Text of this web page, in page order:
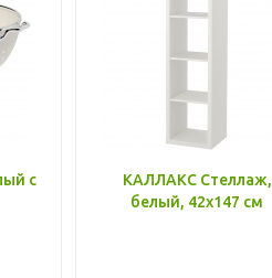
с
КАЛЛАКС Стеллаж,
белый, 42x147 см